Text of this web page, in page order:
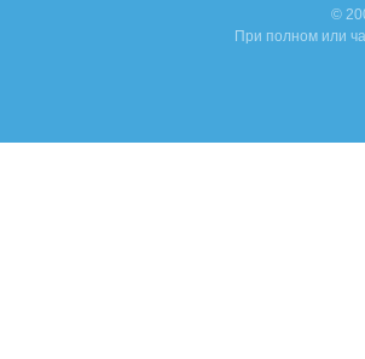
©
При полном или